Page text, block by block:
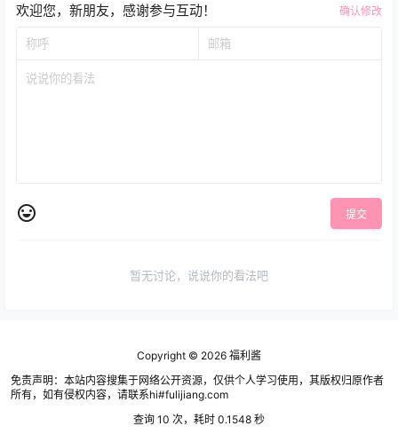
欢迎您，新朋友，感谢参与互动！ 确认修改
提交
暂无讨论，说说你的看法吧
Copyright © 2026 福利酱
免责声明：本站内容搜集于网络公开资源，仅供个人学习使用，其版权归原作者
所有，如有侵权内容，请联系hi#fulijiang.com
查询 10 次，耗时 0.1548 秒